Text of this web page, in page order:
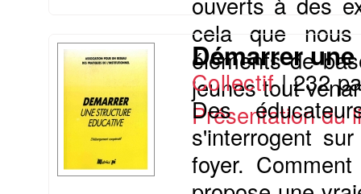
cela que
éléments de
jeunes tout
Présentation du
Démarrer
Collectif |232
Des
s'interrogent
foyer.